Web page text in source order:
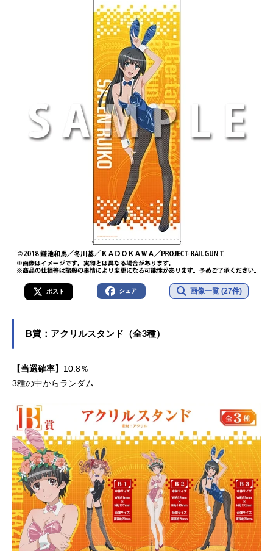
ポスト シェア 画像一覧 (27件)
B賞：アクリルスタンド（全3種）
【当選確率】 10.8％
3種の中からランダム